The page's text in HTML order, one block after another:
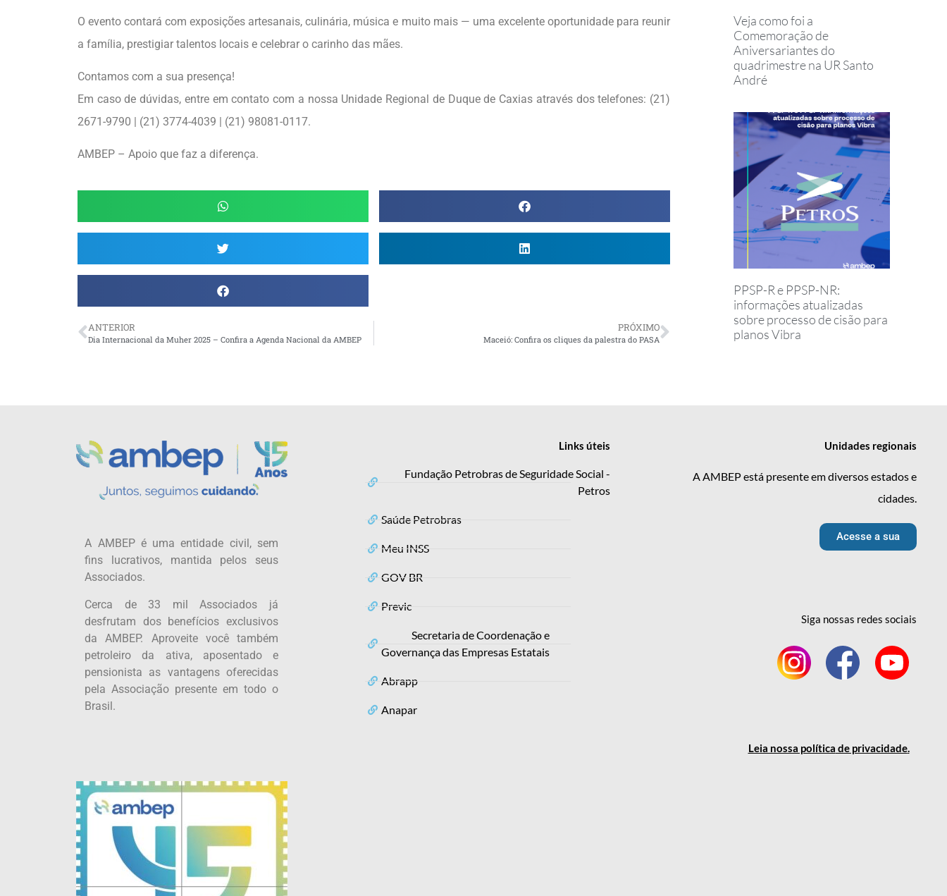
O evento contará com exposições artesanais, culinária, música e muito mais — uma excelente oportunidade para reunir
a família, prestigiar talentos locais e celebrar o carinho das mães.
Contamos com a sua presença!
Em caso de dúvidas, entre em contato com a nossa Unidade Regional de Duque de Caxias através dos telefones: (21)
2671-9790 | (21) 3774-4039 | (21) 98081-0117.
AMBEP – Apoio que faz a diferença.
ANTERIOR
Dia Internacional da Muher 2025 – Confira a Agenda Nacional da AMBEP
PRÓXIMO
Maceió: Confira os cliques da palestra do PASA
Veja como foi a
Comemoração de
Aniversariantes do
quadrimestre na UR Santo
André
PPSP-R e PPSP-NR:
informações atualizadas
sobre processo de cisão para
planos Vibra
A AMBEP é uma entidade civil, sem
fins lucrativos, mantida pelos seus
Associados.
Cerca de 33 mil Associados já
desfrutam dos benefícios exclusivos
da AMBEP. Aproveite você também
petroleiro da ativa, aposentado e
pensionista as vantagens oferecidas
pela Associação presente em todo o
Brasil.
Links úteis
Fundação Petrobras de Seguridade Social -
Petros
Saúde Petrobras
Meu INSS
GOV BR
Previc
Secretaria de Coordenação e
Governança das Empresas Estatais
Abrapp
Anapar
Unidades regionais
A AMBEP está presente em diversos estados e
cidades.
Acesse a sua
Siga nossas redes sociais
Leia nossa política de privacidade.